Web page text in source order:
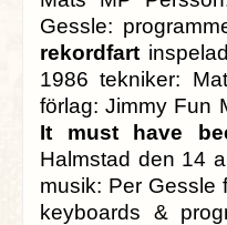
Gessle:
rekordfart
1986 tekniker:
förlag: Jimmy Fun
It must have
Halmstad den 14
musik: Per Gessle
keyboards &